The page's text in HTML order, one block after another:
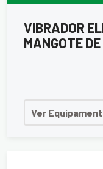
VIBRADOR
MANGOTE
Ver